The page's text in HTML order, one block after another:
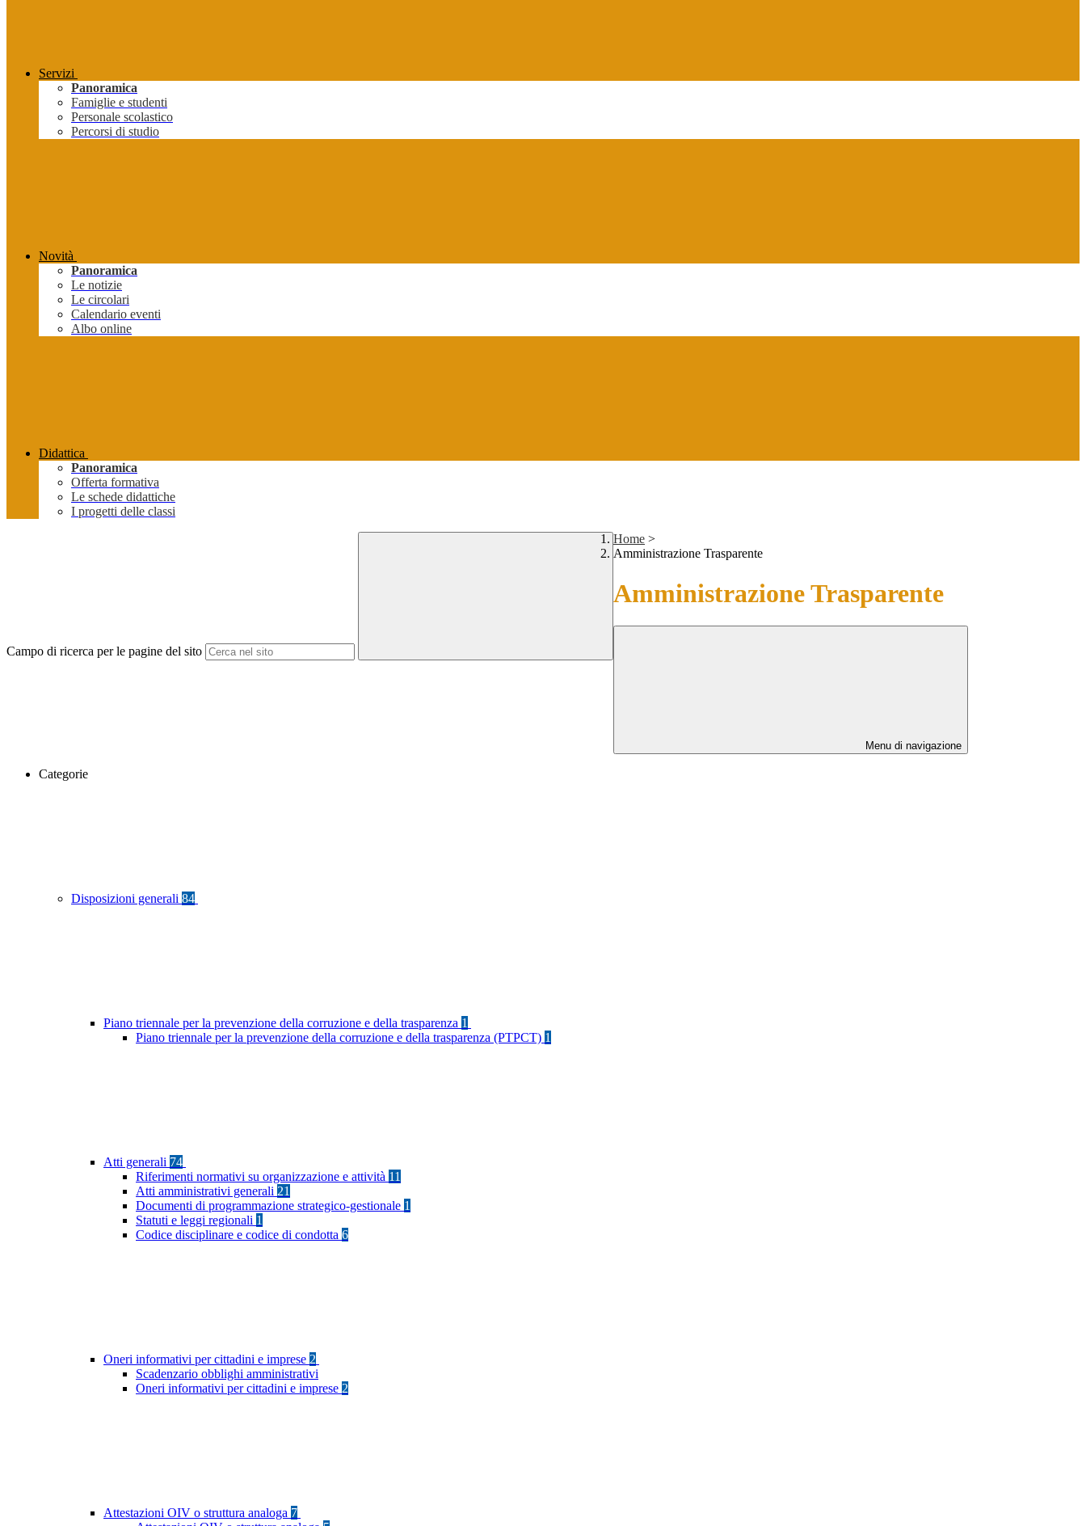
Servizi
Panoramica
Famiglie e studenti
Personale scolastico
Percorsi di studio
Novità
Panoramica
Le notizie
Le circolari
Calendario eventi
Albo online
Didattica
Panoramica
Offerta formativa
Le schede didattiche
I progetti delle classi
Campo di ricerca per le pagine del sito
Home >
Amministrazione Trasparente
Amministrazione Trasparente
Menu di navigazione
Categorie
Disposizioni generali 84
Piano triennale per la prevenzione della corruzione e della trasparenza 1
Piano triennale per la prevenzione della corruzione e della trasparenza (PTPCT) 1
Atti generali 74
Riferimenti normativi su organizzazione e attività 11
Atti amministrativi generali 21
Documenti di programmazione strategico-gestionale 1
Statuti e leggi regionali 1
Codice disciplinare e codice di condotta 6
Oneri informativi per cittadini e imprese 2
Scadenzario obblighi amministrativi
Oneri informativi per cittadini e imprese 2
Attestazioni OIV o struttura analoga 7